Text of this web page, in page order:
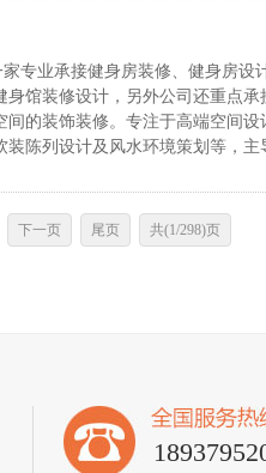
专业承接健身房装修、健身房设
馆装修设计，另外公司还重点承
的装饰装修。专注于高端空间设
陈列设计及风水环境策划等，主
下一页 尾页 共(1/298)页